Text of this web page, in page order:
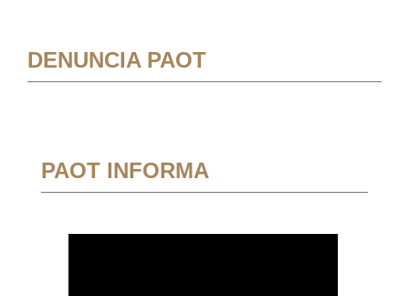
DENUNCIA PAOT
PAOT INFORMA